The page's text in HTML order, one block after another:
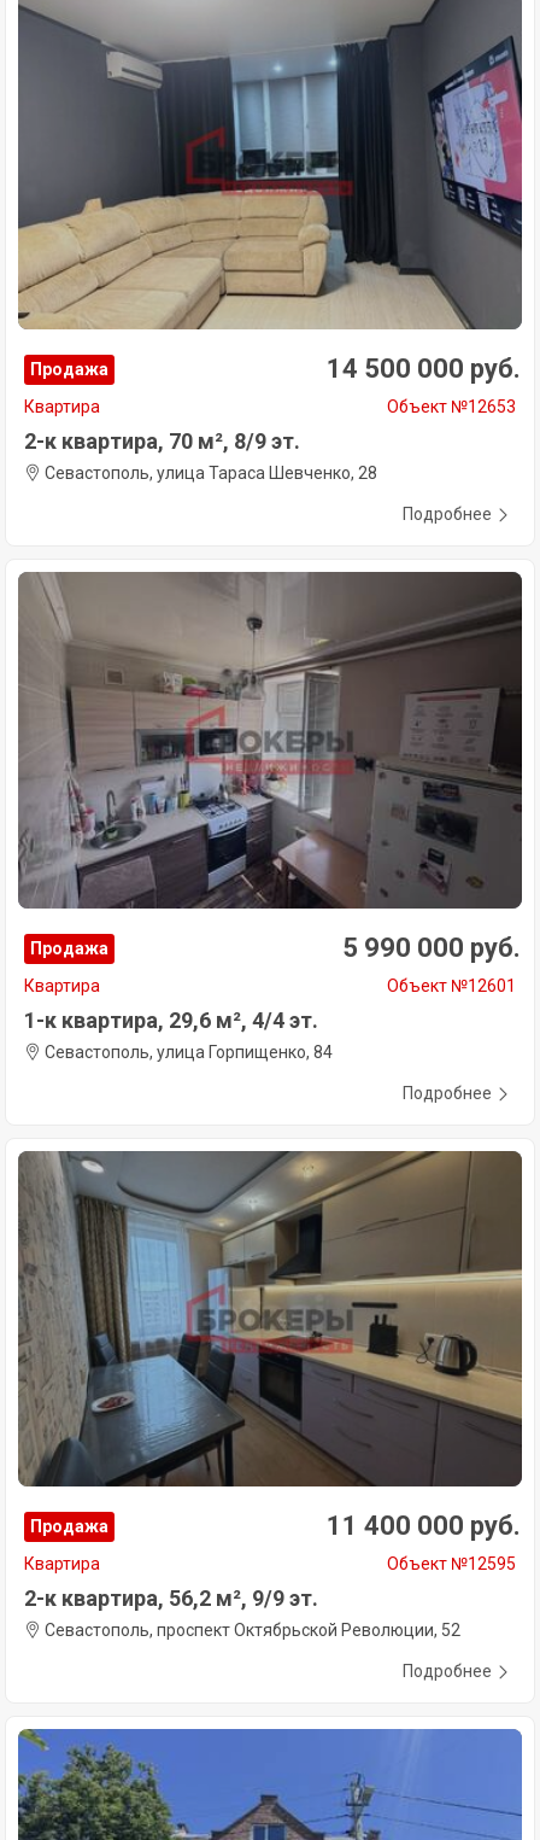
Продажа 14 500 000 руб.
Квартира Объект №12653
2-к квартира, 70 м², 8/9 эт.
Севастополь, улица Тараса Шевченко, 28
Подробнее
Продажа 5 990 000 руб.
Квартира Объект №12601
1-к квартира, 29,6 м², 4/4 эт.
Севастополь, улица Горпищенко, 84
Подробнее
Продажа 11 400 000 руб.
Квартира Объект №12595
2-к квартира, 56,2 м², 9/9 эт.
Севастополь, проспект Октябрьской Революции, 52
Подробнее